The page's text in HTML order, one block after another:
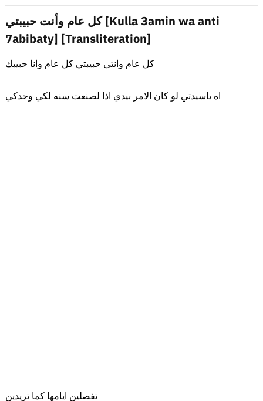
كل عام وأنت حبيبتي [Kulla 3amin wa anti
7abibaty] [Transliteration]
كل عام وانتي حبيبتي كل عام وانا حبيبك
اه ياسيدتي لو كان الامر بيدي اذا لصنعت سنه لكي وحدكي
تفصلين ايامها كما تريدين